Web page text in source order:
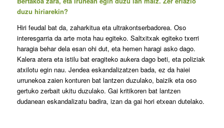
duzu hiriarekin?
Hiri feudal bat da, zaharkitua eta ultrakontserbadorea. Oso
interesgarria da arte mota hau egiteko. Saltxitxak egiteko txerri
haragia behar dela esan ohi dut, eta hemen haragi asko dago.
Kalera atera eta istilu bat eragiteko aukera dago beti, eta poliziak
atxilotu egin nau. Jendea eskandalizatzen bada, ez da haiei
urrunekoa zaien konturen bat lantzen duzulako, baizik eta oso
gertuko zerbait ukitu duzulako. Gai kritikoren bat lantzen
dudanean eskandalizatu badira, izan da gai hori etxean dutelako.